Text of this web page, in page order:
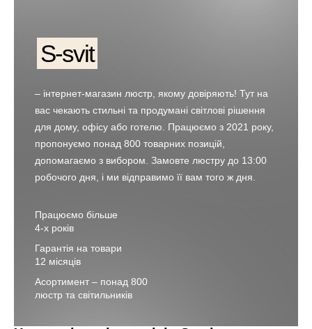
S-svit
– інтернет-магазин люстр, якому довіряють! Тут на
вас чекають стильні та продумані світлові рішення
для дому, офісу або готелю. Працюємо з 2021 року,
пропонуємо понад 800 товарних позицій,
допомагаємо з вибором. Замовте люстру до 13:00
робочого дня, і ми відправимо її вам того ж дня.
Працюємо більше
4-х років
Гарантія на товари
12 місяців
Асортимент – понад 800
люстр та світильників